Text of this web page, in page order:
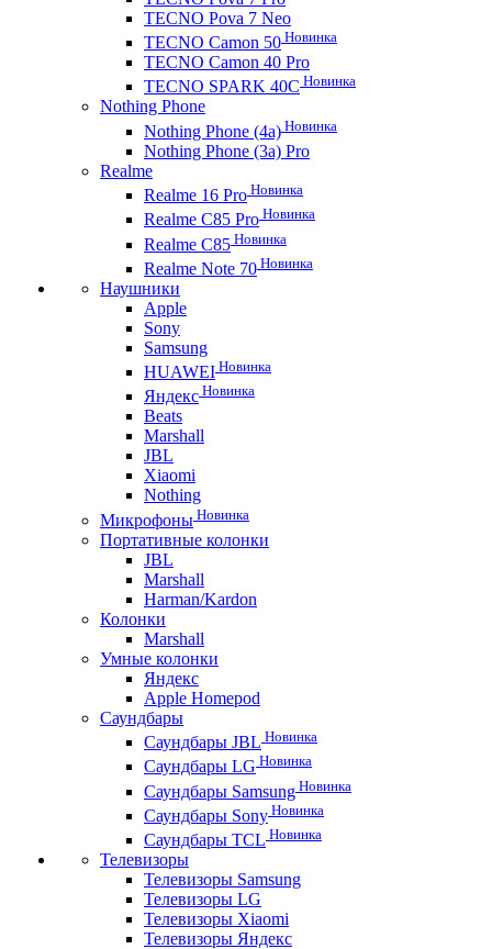
TECNO Pova 7 Neo
TECNO Camon 50 Новинка
TECNO Camon 40 Pro
TECNO SPARK 40C Новинка
Nothing Phone
Nothing Phone (4a) Новинка
Nothing Phone (3a) Pro
Realme
Realme 16 Pro Новинка
Realme C85 Pro Новинка
Realme C85 Новинка
Realme Note 70 Новинка
Наушники
Apple
Sony
Samsung
HUAWEI Новинка
Яндекс Новинка
Beats
Marshall
JBL
Xiaomi
Nothing
Микрофоны Новинка
Портативные колонки
JBL
Marshall
Harman/Kardon
Колонки
Marshall
Умные колонки
Яндекс
Apple Homepod
Саундбары
Саундбары JBL Новинка
Саундбары LG Новинка
Саундбары Samsung Новинка
Саундбары Sony Новинка
Саундбары TCL Новинка
Телевизоры
Телевизоры Samsung
Телевизоры LG
Телевизоры Xiaomi
Телевизоры Яндекс